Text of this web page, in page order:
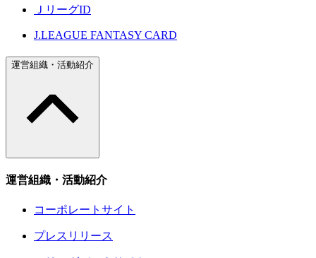
ＪリーグID
J.LEAGUE FANTASY CARD
運営組織・活動紹介
運営組織・活動紹介
コーポレートサイト
プレスリリース